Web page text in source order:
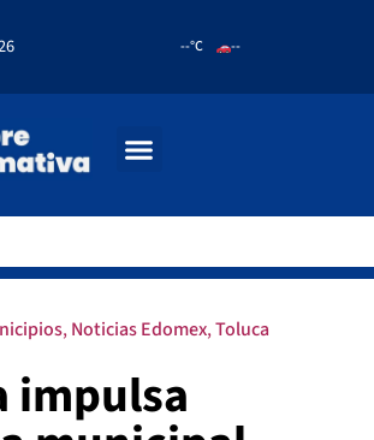
--°C --
,Noticias Edomex,Toluca
impulsa